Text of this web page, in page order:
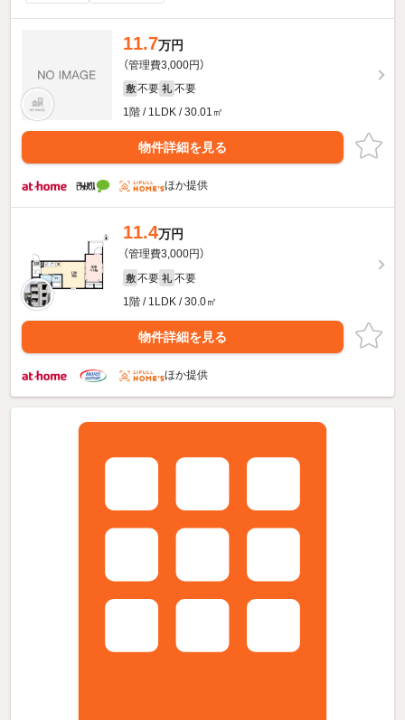
11.7万円
（管理費3,000円）
敷 不要 礼 不要
1階 / 1LDK / 30.01㎡
物件詳細を見る
ほか提供
11.4万円
（管理費3,000円）
敷 不要 礼 不要
1階 / 1LDK / 30.0㎡
物件詳細を見る
ほか提供